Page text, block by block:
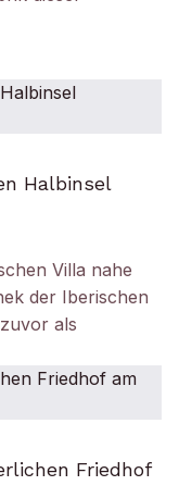
Halbinsel
Villa nahe
der Iberischen
als
Friedhof